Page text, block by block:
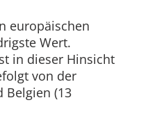
europäischen
Wert.
in dieser Hinsicht
von der
Belgien (13